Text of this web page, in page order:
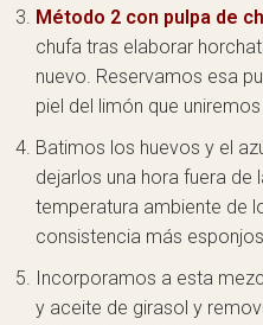
Método 2 con pulpa de
chufa tras elaborar
nuevo. Reservamos esa
piel del limón que
Batimos los huevos y el
dejarlos una hora fuera de
temperatura ambiente de
consistencia más
Incorporamos a esta
y aceite de girasol y